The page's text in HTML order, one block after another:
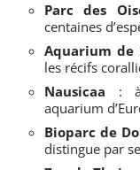
Parc des
centaines
Aquarium de
les récifs
Nausicaa : à
aquarium
Bioparc de
distingue par